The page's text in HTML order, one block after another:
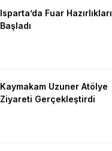
Isparta’da Fuar Hazırlıkları
Başladı
Kaymakam Uzuner Atölye
Ziyareti Gerçekleştirdi